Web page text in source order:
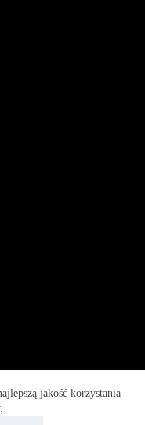
jakość korzystania